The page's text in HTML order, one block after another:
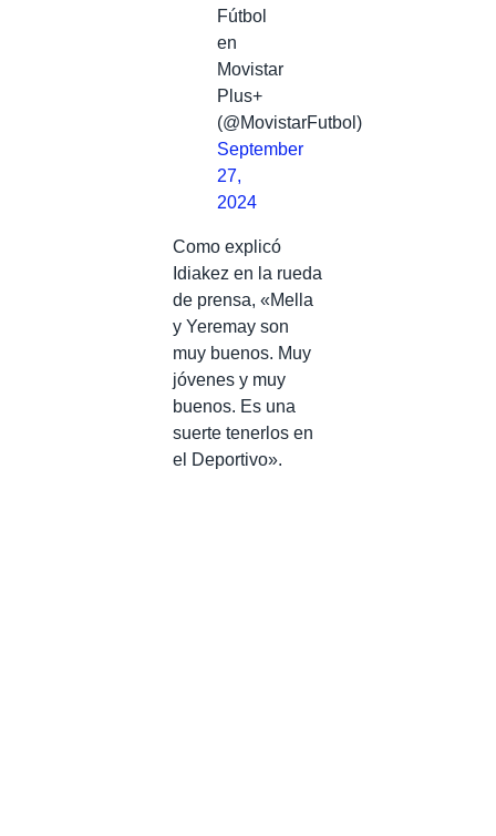
Fútbol
en
Movistar
Plus+
(@MovistarFutbol)
September
27,
2024
Como explicó
Idiakez en la rueda
de prensa, «Mella
y Yeremay son
muy buenos. Muy
jóvenes y muy
buenos. Es una
suerte tenerlos en
el Deportivo».